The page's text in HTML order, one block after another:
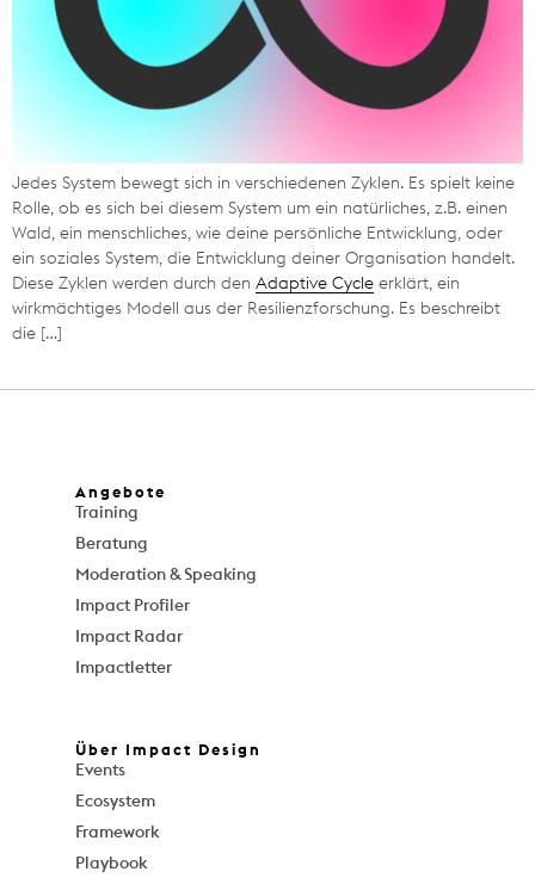
Jedes System bewegt sich in verschiedenen Zyklen. Es spielt keine
Rolle, ob es sich bei diesem System um ein natürliches, z.B. einen
Wald, ein menschliches, wie deine persönliche Entwicklung, oder
ein soziales System, die Entwicklung deiner Organisation handelt.
Diese Zyklen werden durch den Adaptive Cycle erklärt, ein
wirkmächtiges Modell aus der Resilienzforschung. Es beschreibt
die […]
Angebote
Training
Beratung
Moderation & Speaking
Impact Profiler
Impact Radar
Impactletter
Über Impact Design
Events
Ecosystem
Framework
Playbook